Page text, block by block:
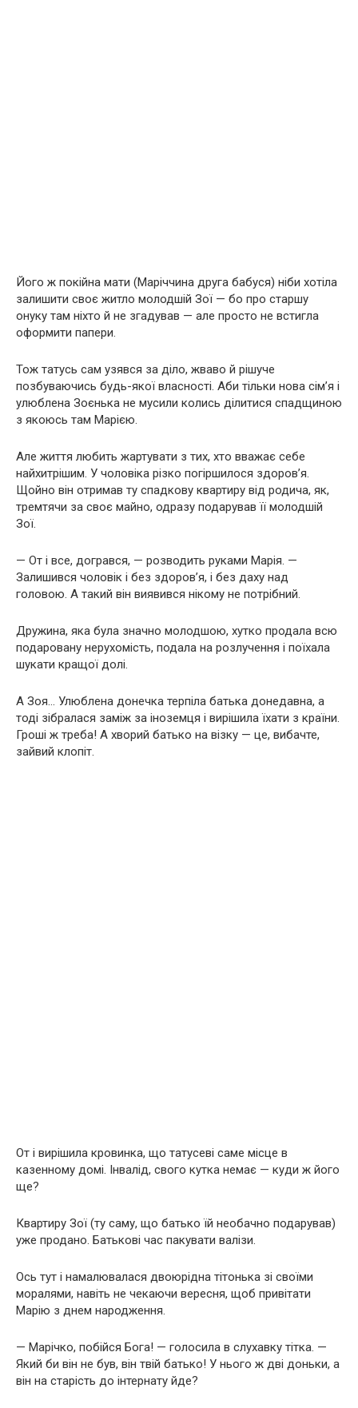
Його ж покійна мати (Маріччина друга бабуся) ніби хотіла
залишити своє житло молодшій Зої — бо про старшу
онуку там ніхто й не згадував — але просто не встигла
оформити папери.
Тож татусь сам узявся за діло, жваво й рішуче
позбуваючись будь-якої власності. Аби тільки нова сім’я і
улюблена Зоєнька не мусили колись ділитися спадщиною
з якоюсь там Марією.
Але життя любить жартувати з тих, хто вважає себе
найхитрішим. У чоловіка різко погіршилося здоров’я.
Щойно він отримав ту спадкову квартиру від родича, як,
тремтячи за своє майно, одразу подарував її молодшій
Зої.
— От і все, догрався, — розводить руками Марія. —
Залишився чоловік і без здоров’я, і без даху над
головою. А такий він виявився нікому не потрібний.
Дружина, яка була значно молодшою, хутко продала всю
подаровану нерухомість, подала на розлучення і поїхала
шукати кращої долі.
А Зоя… Улюблена донечка терпіла батька донедавна, а
тоді зібралася заміж за іноземця і вирішила їхати з країни.
Гроші ж треба! А хворий батько на візку — це, вибачте,
зайвий клопіт.
От і вирішила кровинка, що татусеві саме місце в
казенному домі. Інвалід, свого кутка немає — куди ж його
ще?
Квартиру Зої (ту саму, що батько їй необачно подарував)
уже продано. Батькові час пакувати валізи.
Ось тут і намалювалася двоюрідна тітонька зі своїми
моралями, навіть не чекаючи вересня, щоб привітати
Марію з днем народження.
— Марічко, побійся Бога! — голосила в слухавку тітка. —
Який би він не був, він твій батько! У нього ж дві доньки, а
він на старість до інтернату йде?